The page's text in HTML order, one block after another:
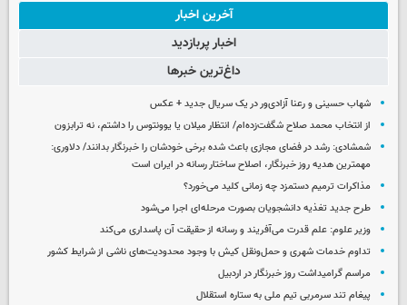
آخرین اخبار
اخبار پربازدید
داغ‌ترین خبرها
شهاب حسینی و رعنا آزادی‌ور در یک سریال جدید + عکس
از انتخاب محمد صلاح شگفت‌زده‌ام/ انتظار میلان یا یوونتوس را داشتم، نه ترابزون
شمشادی: رشد در فضای مجازی باعث شده برخی خودشان را خبرنگار بدانند/ دلاوری:
مهمترین هدیه‌ روز خبرنگار، اصلاح ساختار رسانه در ایران است
مذاکرات ترمیم دستمزد چه زمانی کلید می‌خورد؟
طرح جدید تغذیه دانشجویان بصورت مرحله‌ای اجرا می‌شود
وزیر علوم: علم قدرت می‌آفریند و رسانه از حقیقت آن پاسداری می‌کند
تداوم خدمات شهری و حمل‌ونقل کیش با وجود محدودیت‌های ناشی از شرایط کشور
مراسم گرامیداشت روز خبرنگار در اردبیل
پیغام تند سرمربی تیم ملی به ستاره استقلال